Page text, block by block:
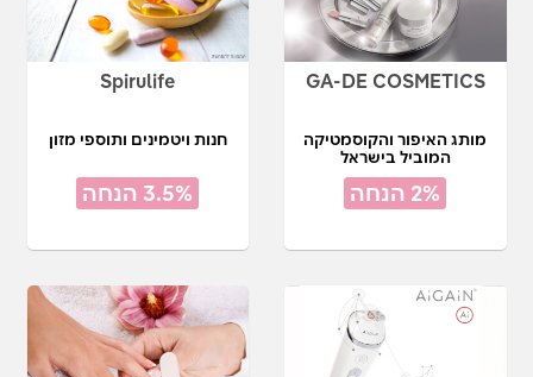
GA-DE COSMETICS
מותג האיפור והקוסמטיקה
המוביל בישראל
2% הנחה
Spirulife
חנות ויטמינים ותוספי מזון
3.5% הנחה